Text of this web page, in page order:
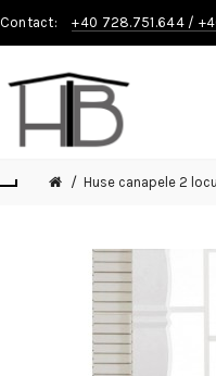
Contact: +40 728.751.644/
Huse canapele 2